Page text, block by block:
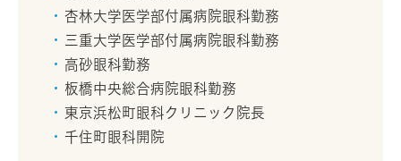
杏林大学医学部付属病院眼科勤務
三重大学医学部付属病院眼科勤務
高砂眼科勤務
板橋中央総合病院眼科勤務
東京浜松町眼科クリニック院長
千住町眼科開院